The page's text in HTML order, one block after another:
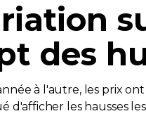
des
à l'autre, les prix
d'afficher les hausses